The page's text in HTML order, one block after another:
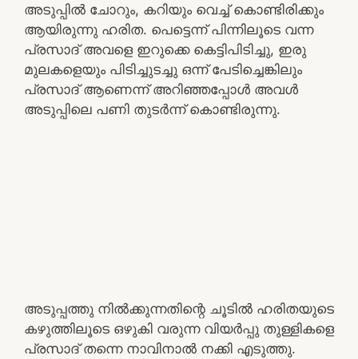
അടുപ്പിൽ ചോറും, കറിയും വെച്ച് കൊണ്ടിരിക്കും
ആയിരുന്നു ഹരിത. പെട്ടെന്ന് പിന്നിലൂടെ വന്ന
പ്രസാദ് അവളെ ഇറുക്കെ കെട്ടിപിടിച്ചു, ഇരു
മുലകളെയും പിടിച്ചുടച്ചു ഒന്ന് പേടിച്ചെങ്കിലും
പ്രസാദ് ആണെന്ന് അറിഞ്ഞപ്പോൾ അവൾ
അടുപ്പിലെ പണി തുടർന്ന് കൊണ്ടിരുന്നു.
അടുപ്പത്തു നിൽക്കുന്നതിന്റെ ചൂടിൽ ഹരിതയുടെ
കഴുത്തിലൂടെ ഒഴുകി വരുന്ന വിയർപ്പു തുള്ളികളെ
പ്രസാദ് തന്നെ നാവിനാൽ നക്കി എടുത്തു.